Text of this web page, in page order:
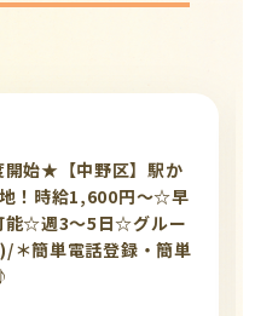
始★【中野区】駅か
！時給1,600円～☆早
能☆週3～5日☆グルー
＊簡単電話登録・簡単